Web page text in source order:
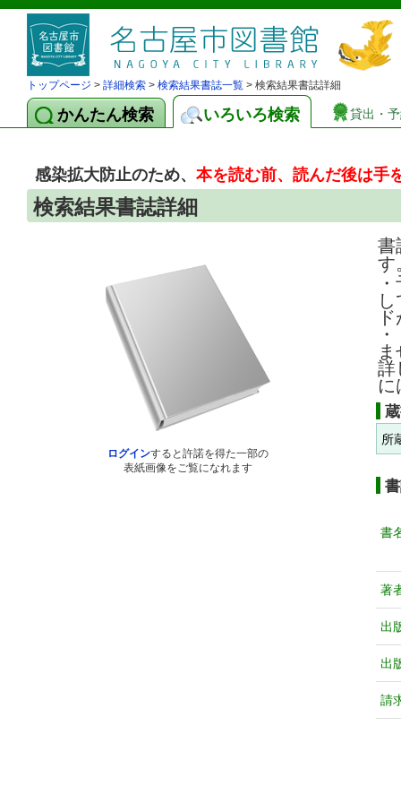
トップページ > 詳細検索 > 検索結果書誌一覧 > 検索結果書誌詳細
かんたん検索 いろいろ検索 貸出・
感染拡大防止のため、本を読む前、読んだ後は手
検索結果書誌詳細
ログインすると許諾を得た一部の
表紙画像をご覧になれます
書
す
詳
に
所
書
著
出
出
請